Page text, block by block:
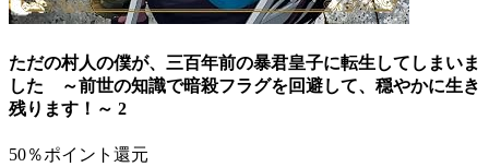
ただの村人の僕が、三百年前の暴君皇子に転生してしまいま
した ～前世の知識で暗殺フラグを回避して、穏やかに生き
残ります！～ 2
50％ポイント還元